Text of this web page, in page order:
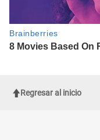
Regresar al inicio